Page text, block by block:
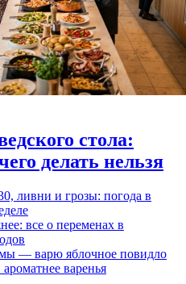
стола:
делать нельзя
ливни и грозы: погода в
все о переменах в
— варю яблочное повидло
варенья